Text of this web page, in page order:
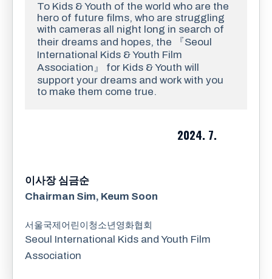
To Kids & Youth of the world who are the
hero of future films, who are struggling
with cameras all night long in search of
their dreams and hopes, the 『Seoul
International Kids & Youth Film
Association』 for Kids & Youth will
support your dreams and work with you
to make them come true.
2024. 7.
이사장 심금순
Chairman Sim, Keum Soon
서울국제어린이청소년영화협회
Seoul International Kids and Youth Film
Association